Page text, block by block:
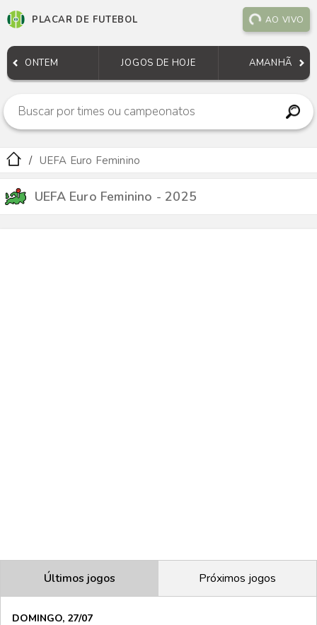
PLACAR DE FUTEBOL AO VIVO
ONTEM JOGOS DE HOJE AMANHÃ
UEFA Euro Feminino
UEFA Euro Feminino - 2025
Últimos jogos Próximos jogos
DOMINGO, 27/07